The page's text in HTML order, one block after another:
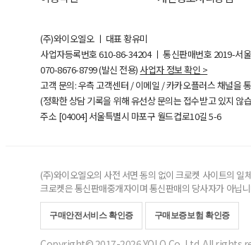
(주)와이오엘오 ㅣ 대표 황유미
사업자등록번호610-86-34204ㅣ 통신판매번호 2019-서
070-8676-8799 (발신 전용) 사업자 정보 확인 >
고객 문의: 우측 고객센터 / 이메일 / 카카오플러스 채널을
(정확한 상담 기록을 위해 유선상 문의는 접수받고 있지 않
주소 [04004] 서울특별시 마포구 월드컵로10길5-6
(주)와이오엘오의 사전 서면 동의 없이 크로켓 사이트의
크로켓은 통신판매중개자이며 통신판매의 당사자가 아닙
구매안전서비스 확인증 구매보증보험 확인증